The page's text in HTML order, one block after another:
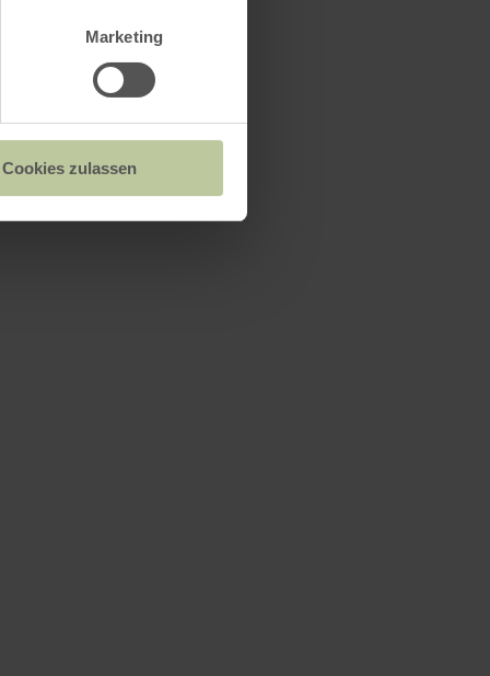
Marketing
Cookies zulassen